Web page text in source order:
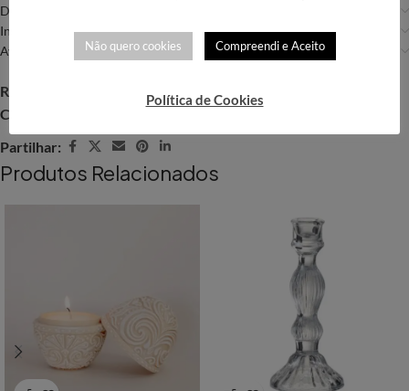
Descrição
Informação adicional
Avaliações (0)
REF:
Categoria:
Partilhar:
Produtos Relacionados
Não quero cookies Compreendi e Aceito
Política de Cookies